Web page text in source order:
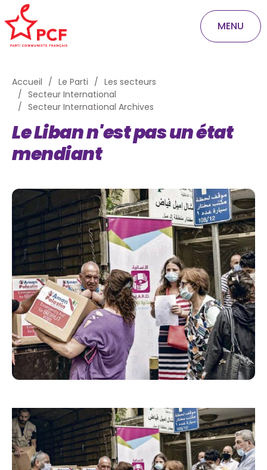
MENU
Accueil Le Parti
Les secteurs
Secteur International
Secteur International Archives
Le Liban n'est pas un état
mendiant